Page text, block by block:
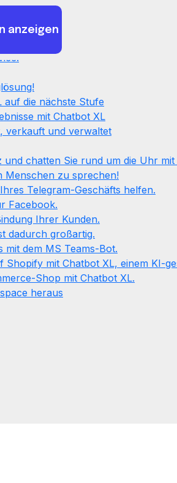
auf die nächste Stufe
mit Chatbot XL
verkauft und verwaltet
chatten Sie rund um die Uhr
Menschen zu sprechen!
Telegram-Geschäfts helfen.
Facebook.
Ihrer Kunden.
dadurch großartig.
mit dem MS Teams-Bot.
Shopify mit Chatbot XL, einem KI-
Shop mit Chatbot XL.
heraus
sein
anzeigen